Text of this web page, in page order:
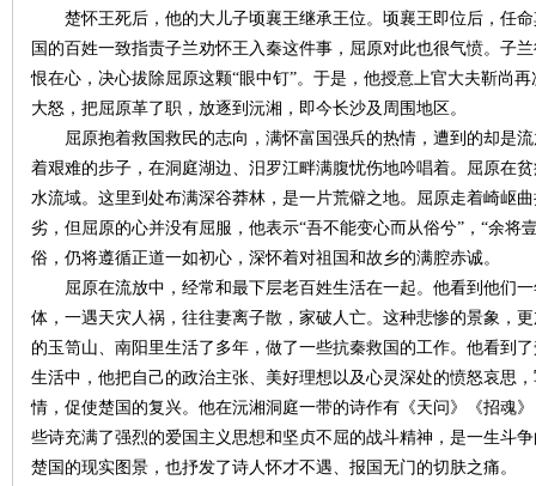
楚怀王死后，他的大儿子顷襄王继承王位。顷襄王即位后，任命
国的百姓一致指责子兰劝怀王入秦这件事，屈原对此也很气愤。子
恨在心，决心拔除屈原这颗“眼中钉”。于是，他授意上官大夫靳尚
大怒，把屈原革了职，放逐到沅湘，即今长沙及周围地区。
屈原抱着救国救民的志向，满怀富国强兵的热情，遭到的却是流
着艰难的步子，在洞庭湖边、汨罗江畔满腹忧伤地吟唱着。屈原在
水流域。这里到处布满深谷莽林，是一片荒僻之地。屈原走着崎岖
劣，但屈原的心并没有屈服，他表示“吾不能变心而从俗兮”，“余将
俗，仍将遵循正道一如初心，深怀着对祖国和故乡的满腔赤诚。
屈原在流放中，经常和最下层老百姓生活在一起。他看到他们一
体，一遇天灾人祸，往往妻离子散，家破人亡。这种悲惨的景象，
的玉笥山、南阳里生活了多年，做了一些抗秦救国的工作。他看到
生活中，他把自己的政治主张、美好理想以及心灵深处的愤怒哀思
情，促使楚国的复兴。他在沅湘洞庭一带的诗作有《天问》《招魂
些诗充满了强烈的爱国主义思想和坚贞不屈的战斗精神，是一生斗
楚国的现实图景，也抒发了诗人怀才不遇、报国无门的切肤之痛。